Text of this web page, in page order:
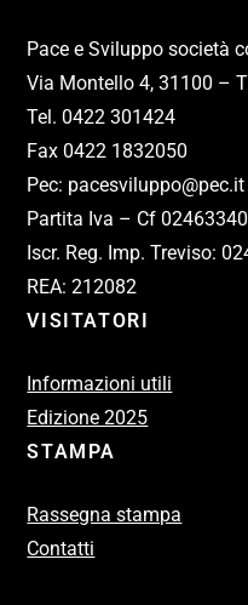
Pace e Sviluppo società
Via Montello 4, 31100 –
Tel. 0422 301424
Fax 0422 1832050
Pec: pacesviluppo@pec.it
Partita Iva – Cf
Iscr. Reg. Imp. Treviso:
REA: 212082
VISITATORI
Informazioni utili
Edizione 2025
STAMPA
Rassegna stampa
Contatti